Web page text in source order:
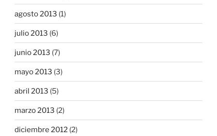
agosto 2013 (1)
julio 2013 (6)
junio 2013 (7)
mayo 2013 (3)
abril 2013 (5)
marzo 2013 (2)
diciembre 2012 (2)